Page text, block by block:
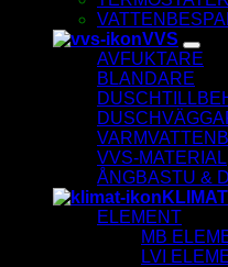
VVS
AVFUKTARE
BLANDARE
VVS-MATERIAL
ÅNGBASTU &
KLIMAT
ELEMENT
MB
LVI